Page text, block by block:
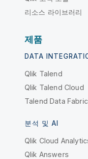
리소스 라이브러리
제품
DATA
Qlik Talend
Qlik Talend Cloud
Talend Data Fabric
분석 및 AI
Qlik Cloud
Qlik Answers